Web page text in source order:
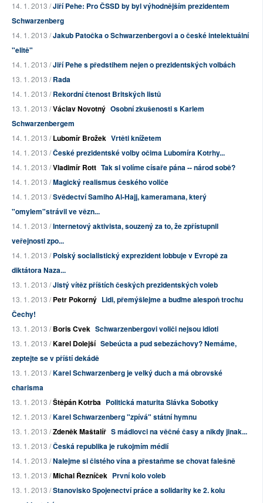
14. 1. 2013 /Jiří Pehe: Pro ČSSD by byl výhodnějším prezidentem
Schwarzenberg
14. 1. 2013 /Jakub Patočka o Schwarzenbergovi a o české intelektuální
"elitě"
14. 1. 2013 /Jiří Pehe s předstihem nejen o prezidentských volbách
13. 1. 2013 /Rada
14. 1. 2013 /Rekordní čtenost Britských listů
13. 1. 2013 /Václav Novotný Osobní zkušenosti s Karlem
Schwarzenbergem
14. 1. 2013 /Lubomír Brožek Vrtěti knížetem
14. 1. 2013 /České prezidentské volby očima Lubomíra Kotrhy...
14. 1. 2013 /Vladimír Rott Tak si volíme císaře pána -- národ sobě?
14. 1. 2013 /Magický realismus českého voliče
14. 1. 2013 /Svědectví Samiho Al-Hajj, kameramana, který
"omylem"strávil ve vězn...
14. 1. 2013 /Internetový aktivista, souzený za to, že zpřístupnil
veřejnosti zpo...
14. 1. 2013 /Polský socialistický exprezident lobbuje v Evropě za
diktátora Naza...
13. 1. 2013 /Jistý vítěz příštích českých prezidentských voleb
13. 1. 2013 /Petr Pokorný Lidi, přemýšlejme a buďme alespoň trochu
Čechy!
13. 1. 2013 /Boris Cvek Schwarzenbergovi voliči nejsou idioti
13. 1. 2013 /Karel Dolejší Sebeúcta a pud sebezáchovy? Nemáme,
zeptejte se v příští dekádě
13. 1. 2013 /Karel Schwarzenberg je velký duch a má obrovské
charisma
13. 1. 2013 /Štěpán Kotrba Politická maturita Slávka Sobotky
12. 1. 2013 /Karel Schwarzenberg "zpívá" státní hymnu
13. 1. 2013 /Zdeněk Maštalíř S mádlovci na věčné časy a nikdy jinak...
13. 1. 2013 /Česká republika je rukojmím médií
14. 1. 2013 /Nalejme si čistého vína a přestaňme se chovat falešně
13. 1. 2013 /Michal Řezníček První kolo voleb
13. 1. 2013 /Stanovisko Spojenectví práce a solidarity ke 2. kolu